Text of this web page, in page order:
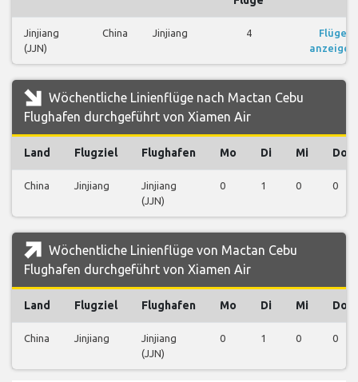
Jinjiang
(JJN)
China Jinjiang 4
Flüge
anzeigen
Wöchentliche Linienflüge nach Mactan Cebu
Flughafen durchgeführt von Xiamen Air
Land Flugziel Flughafen Mo Di Mi Do
China Jinjiang
Jinjiang
(JJN)
0 1 0 0
Wöchentliche Linienflüge von Mactan Cebu
Flughafen durchgeführt von Xiamen Air
Land Flugziel Flughafen Mo Di Mi Do
China Jinjiang
Jinjiang
(JJN)
0 1 0 0